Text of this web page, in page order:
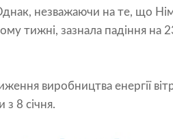
незважаючи на те, що
тижні, зазнала падіння на
виробництва енергії
8 січня.